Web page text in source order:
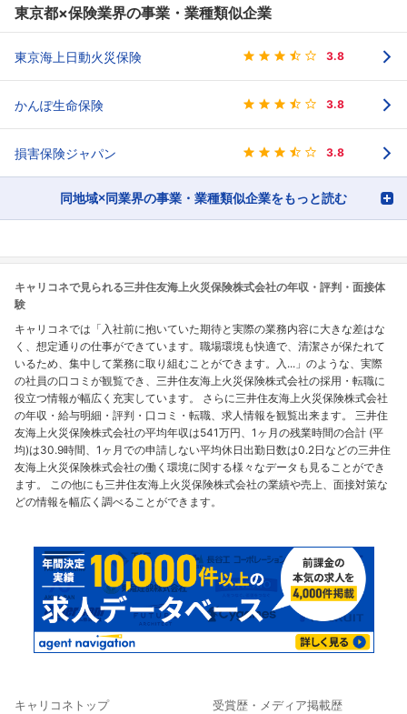
東京都×保険業界の事業・業種類似企業
東京海上日動火災保険 3.8
かんぽ生命保険 3.8
損害保険ジャパン 3.8
同地域×同業界の事業・業種類似企業をもっと読む
キャリコネで見られる三井住友海上火災保険株式会社の年収・評判・面接体
験
キャリコネでは「入社前に抱いていた期待と実際の業務内容に大きな差はな
く、想定通りの仕事ができています。職場環境も快適で、清潔さが保たれて
いるため、集中して業務に取り組むことができます。入...」のような、実際
の社員の口コミが観覧でき、三井住友海上火災保険株式会社の採用・転職に
役立つ情報が幅広く充実しています。 さらに三井住友海上火災保険株式会社
の年収・給与明細・評判・口コミ・転職、求人情報を観覧出来ます。 三井住
友海上火災保険株式会社の平均年収は541万円、1ヶ月の残業時間の合計 (平
均)は30.9時間、1ヶ月での申請しない平均休日出勤日数は0.2日などの三井住
友海上火災保険株式会社の働く環境に関する様々なデータも見ることができ
ます。 この他にも三井住友海上火災保険株式会社の業績や売上、面接対策な
どの情報を幅広く調べることができます。
キャリコネトップ 受賞歴・メディア掲載歴